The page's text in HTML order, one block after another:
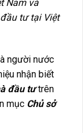
Nam và
tư tại Việt
người nước
nhận biết
đầu tưtrên
mục Chủ sở